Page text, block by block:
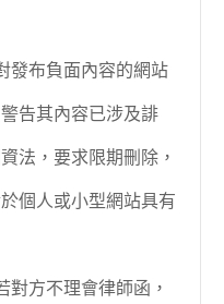
發布負面內容的網站
告其內容已涉及誹
法，要求限期刪除，
個人或小型網站具有
對方不理會律師函，